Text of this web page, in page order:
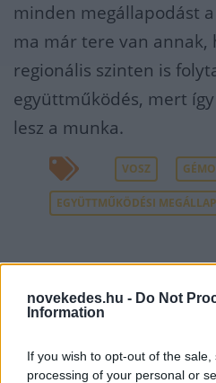
novekedes.hu - Do Not
Information
If you wish to opt-out of the
processing of your personal or
minden megállapodást
ma már tere van annak,
regionális szinten is
együttműködés, mert
lesz a munka.
VOSZ
EGYÜTTMŰKÖDÉSI